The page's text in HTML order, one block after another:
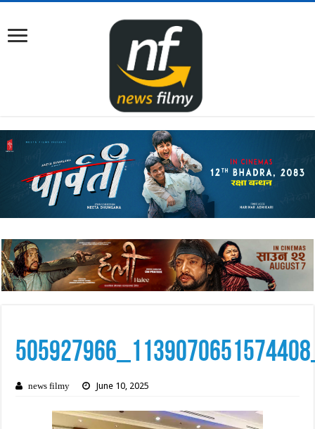
news filmy June 10, 2025